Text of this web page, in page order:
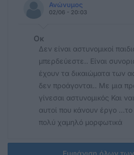
Ανώνυμος
02/06 - 20:03
Οκ
Δεν είναι αστυνομικοί
μπερδεύεστε.. Είναι
έχουν τα δικαιώματα των
δεν προάγονται.. Με μια
γίνεσαι αστυνομικός Και ναι
αυτοί που κάνουν έργο ...το
πολύ χαμηλό μορφωτικά